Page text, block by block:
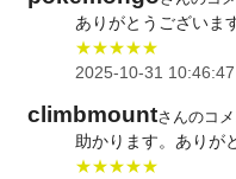
ありがとうございま
★★★★★
2025-10-31 10:46:47
climbmountさんのコメ
助かります。ありが
★★★★★